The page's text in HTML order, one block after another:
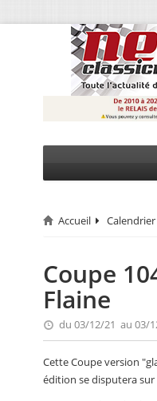
CIRCUIT
RALLYE
MONTAGNE
EVÈNEMENTS
CALENDRIER
Accueil Calendrier
Coupe
Flaine
du 03/12/21 au 03/
Cette Coupe version
édition se disputera sur